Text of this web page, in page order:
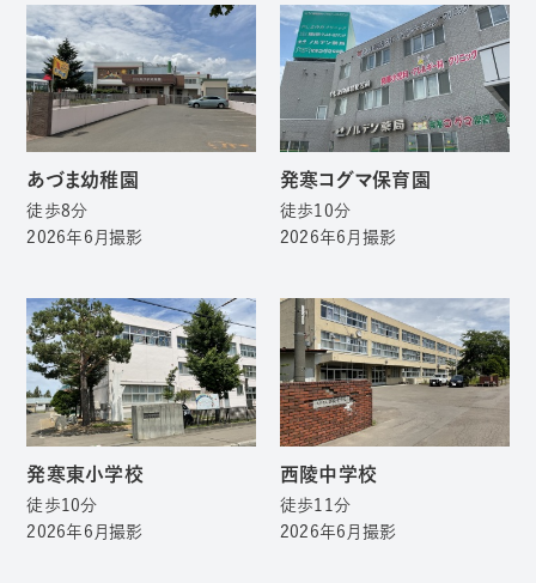
あづま幼稚園
徒歩8分
2026年6月撮影
発寒コグマ保育園
徒歩10分
2026年6月撮影
発寒東小学校
徒歩10分
2026年6月撮影
西陵中学校
徒歩11分
2026年6月撮影